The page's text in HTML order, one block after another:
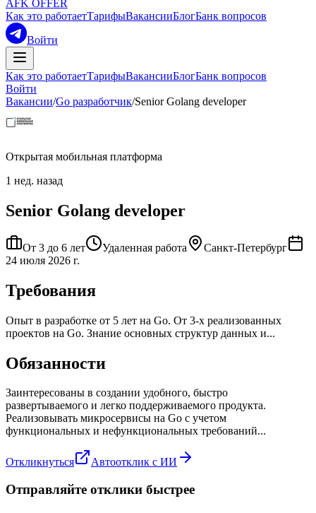
AFK OFFER
Как это работаетТарифыВакансииБлогБанк вопросов
Войти
Как это работаетТарифыВакансииБлогБанк вопросов
Войти
Вакансии/Go разработчик/Senior Golang developer
Открытая мобильная платформа
1 нед. назад
Senior Golang developer
От 3 до 6 лет Удаленная работа
Санкт-Петербург
24 июля 2026 г.
Требования
Опыт в разработке от 5 лет на Go. От 3-х реализованных
проектов на Go. Знание основных структур данных и...
Обязанности
Заинтересованы в создании удобного, быстро
развертываемого и легко поддерживаемого продукта.
Реализовывать микросервисы на Go с учетом
функциональных и нефункциональных требований...
Откликнуться Автоотклик с ИИ
Отправляйте отклики быстрее